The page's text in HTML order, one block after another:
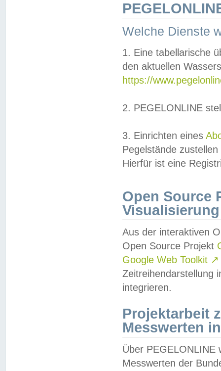
Welche Dienste
1. Eine tabellarische
den aktuellen
https://
2. PEGELONLINE
3. Einrichten eines
Pegelstände
Hierfür ist eine
Open Source
Visualisierung
Aus der interaktiven
Open Source Projekt
Google Web Toolkit ↗
Zeitreihendarstellung
integrieren.
Projektarbeit
Messwerten
Über PEGELONLINE
Messwerten der